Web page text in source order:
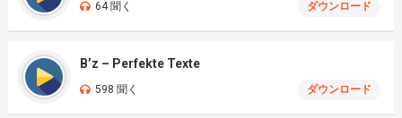
64 聞く ダウンロード
B’z – Perfekte Texte
598 聞く ダウンロード